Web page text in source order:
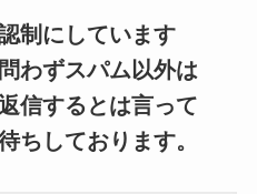
制にしています
わずスパム以外は
信するとは言って
ちしております。